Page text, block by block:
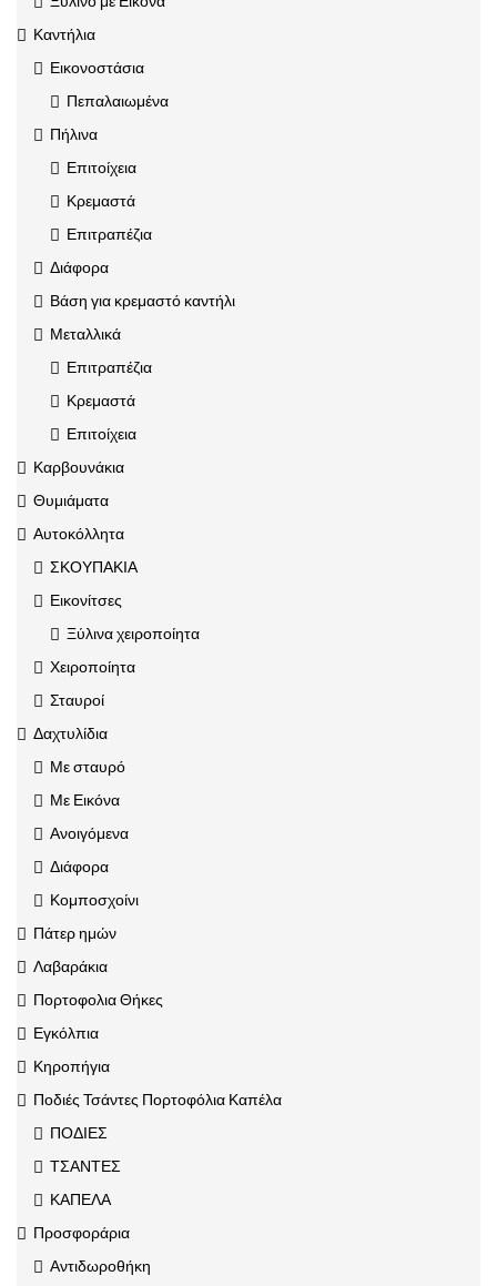
Καντήλια
Εικονοστάσια
Πεπαλαιωμένα
Πήλινα
Επιτοίχεια
Κρεμαστά
Επιτραπέζια
Διάφορα
Βάση για κρεμαστό καντήλι
Μεταλλικά
Επιτραπέζια
Κρεμαστά
Επιτοίχεια
Καρβουνάκια
Θυμιάματα
Αυτοκόλλητα
ΣΚΟΥΠΑΚΙΑ
Εικονίτσες
Ξύλινα χειροποίητα
Χειροποίητα
Σταυροί
Δαχτυλίδια
Με σταυρό
Με Εικόνα
Ανοιγόμενα
Διάφορα
Κομποσχοίνι
Πάτερ ημών
Λαβαράκια
Πορτοφολια Θήκες
Εγκόλπια
Κηροπήγια
Ποδιές Τσάντες Πορτοφόλια Καπέλα
ΠΟΔΙΕΣ
ΤΣΑΝΤΕΣ
ΚΑΠΕΛΑ
Προσφοράρια
Αντιδωροθήκη